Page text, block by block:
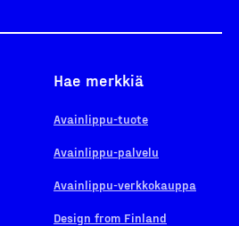
Hae merkkiä
Avainlippu-tuote
Avainlippu-palvelu
Avainlippu-verkkokauppa
Design from Finland